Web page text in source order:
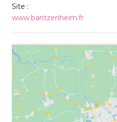
Site :
www.bantzenheim.fr